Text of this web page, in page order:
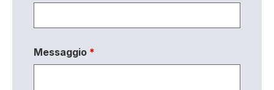
Messaggio *